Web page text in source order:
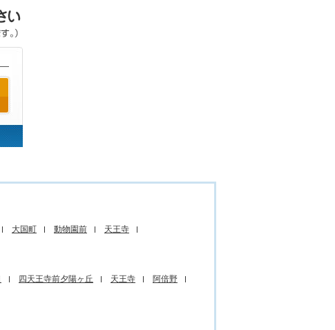
大国町 動物園前
天王寺
四天王寺前夕陽ヶ丘 天王寺
阿倍野